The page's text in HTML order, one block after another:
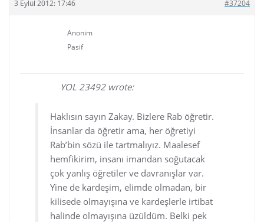
3 Eylül 2012: 17:46 #37204
Anonim
Pasif
YOL 23492 wrote:
Haklısın sayın Zakay. Bizlere Rab öğretir.
İnsanlar da öğretir ama, her öğretiyi
Rab’bin sözü ile tartmalıyız. Maalesef
hemfikirim, insanı imandan soğutacak
çok yanlış öğretiler ve davranışlar var.
Yine de kardeşim, elimde olmadan, bir
kilisede olmayışına ve kardeşlerle irtibat
halinde olmayışına üzüldüm. Belki pek